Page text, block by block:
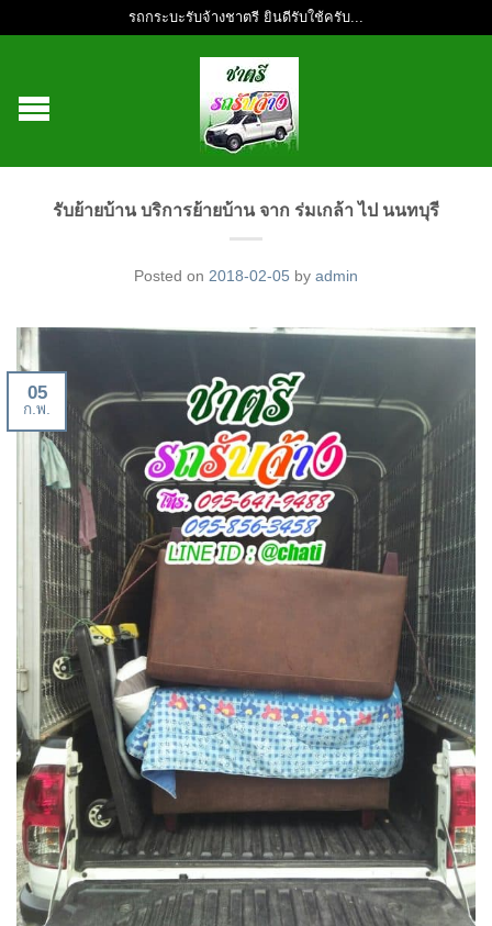
รถกระบะรับจ้างชาตรี ยินดีรับใช้ครับ...
รับย้ายบ้าน บริการย้ายบ้าน จาก ร่มเกล้า ไป นนทบุรี
Posted on 2018-02-05 by admin
05
ก.พ.